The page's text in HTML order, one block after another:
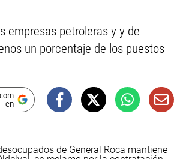
empresas petroleras y y de
un porcentaje de los puestos
en
de General Roca mantiene